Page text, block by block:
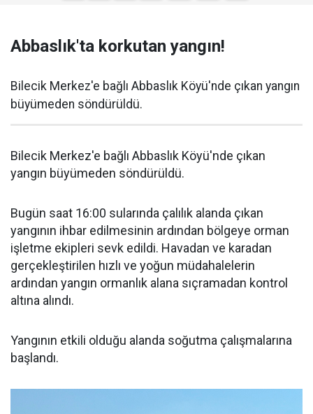
Abbaslık'ta korkutan yangın!
Bilecik Merkez'e bağlı Abbaslık Köyü'nde çıkan yangın
büyümeden söndürüldü.
Bilecik Merkez'e bağlı Abbaslık Köyü'nde çıkan
yangın büyümeden söndürüldü.
Bugün saat 16:00 sularında çalılık alanda çıkan
yangının ihbar edilmesinin ardından bölgeye orman
işletme ekipleri sevk edildi. Havadan ve karadan
gerçekleştirilen hızlı ve yoğun müdahalelerin
ardından yangın ormanlık alana sıçramadan kontrol
altına alındı.
Yangının etkili olduğu alanda soğutma çalışmalarına
başlandı.